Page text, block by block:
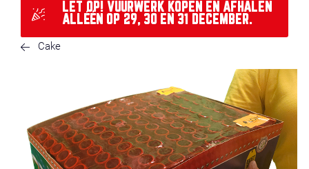
LET OP! VUURWERK KOPEN EN AFHALEN
ALLÉÉN OP 29, 30 EN 31 DECEMBER.
Cake